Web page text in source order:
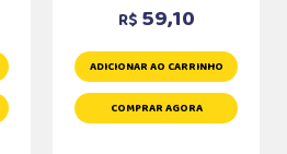
R$ 59,10
ADICIONAR AO CARRINHO
COMPRAR AGORA